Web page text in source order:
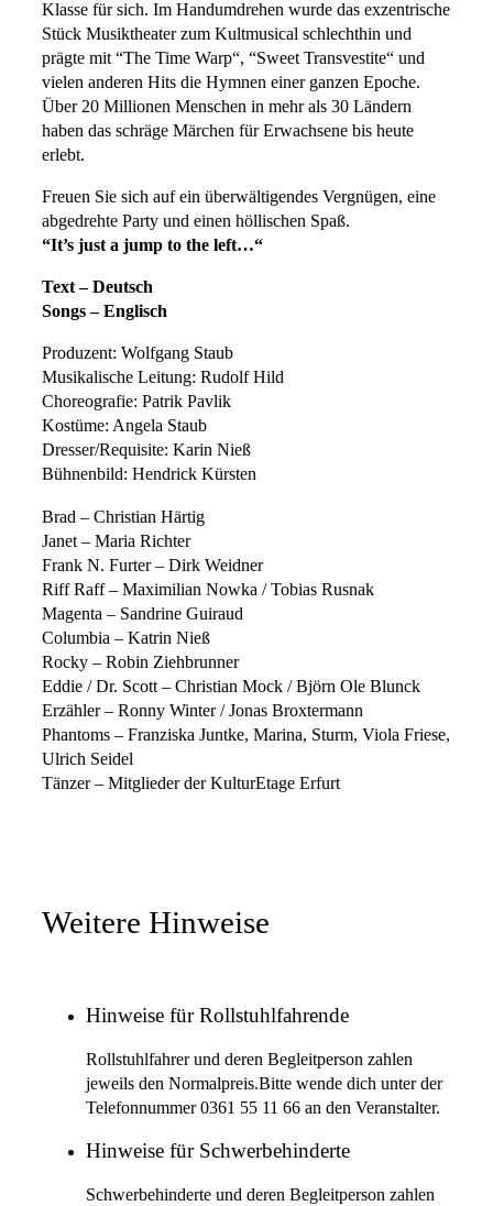
Klasse für sich. Im Handumdrehen wurde das exzentrische
Stück Musiktheater zum Kultmusical schlechthin und
prägte mit “The Time Warp“, “Sweet Transvestite“ und
vielen anderen Hits die Hymnen einer ganzen Epoche.
Über 20 Millionen Menschen in mehr als 30 Ländern
haben das schräge Märchen für Erwachsene bis heute
erlebt.
Freuen Sie sich auf ein überwältigendes Vergnügen, eine
abgedrehte Party und einen höllischen Spaß.
“It’s just a jump to the left…“
Text – Deutsch
Songs – Englisch
Produzent: Wolfgang Staub
Musikalische Leitung: Rudolf Hild
Choreografie: Patrik Pavlik
Kostüme: Angela Staub
Dresser/Requisite: Karin Nieß
Bühnenbild: Hendrick Kürsten
Brad – Christian Härtig
Janet – Maria Richter
Frank N. Furter – Dirk Weidner
Riff Raff – Maximilian Nowka / Tobias Rusnak
Magenta – Sandrine Guiraud
Columbia – Katrin Nieß
Rocky – Robin Ziehbrunner
Eddie / Dr. Scott – Christian Mock / Björn Ole Blunck
Erzähler – Ronny Winter / Jonas Broxtermann
Phantoms – Franziska Juntke, Marina, Sturm, Viola Friese,
Ulrich Seidel
Tänzer – Mitglieder der KulturEtage Erfurt
Weitere Hinweise
Hinweise für Rollstuhlfahrende
Rollstuhlfahrer und deren Begleitperson zahlen
jeweils den Normalpreis.Bitte wende dich unter der
Telefonnummer 0361 55 11 66 an den Veranstalter.
Hinweise für Schwerbehinderte
Schwerbehinderte und deren Begleitperson zahlen